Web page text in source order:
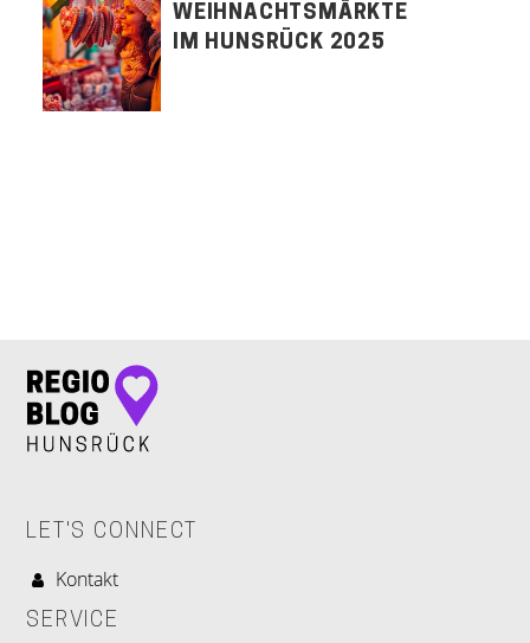
WEIHNACHTSMÄRKTE
IM HUNSRÜCK 2025
LET'S CONNECT
Kontakt
SERVICE